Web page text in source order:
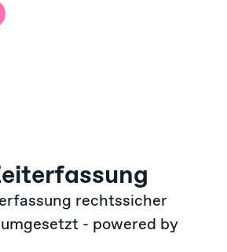
rechtssicher
- powered by